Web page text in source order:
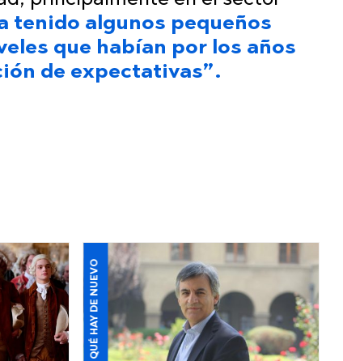
tenido algunos pequeños
que habían por los años
de expectativas”.
QUÉ HAY DE NUEVO